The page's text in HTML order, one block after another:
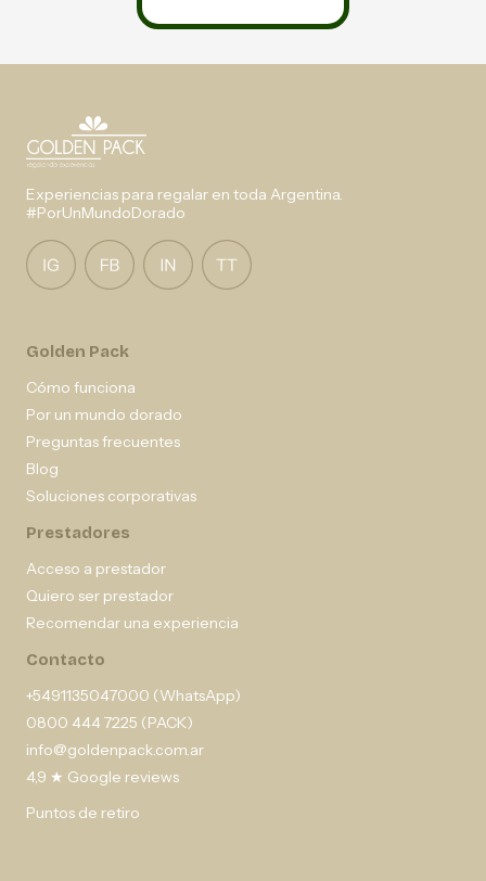
Experiencias para regalar en toda Argentina.
#PorUnMundoDorado
Golden Pack
Cómo funciona
Por un mundo dorado
Preguntas frecuentes
Blog
Soluciones corporativas
Prestadores
Acceso a prestador
Quiero ser prestador
Recomendar una experiencia
Contacto
+5491135047000 (WhatsApp)
0800 444 7225 (PACK)
info@goldenpack.com.ar
4,9 ★ Google reviews
Puntos de retiro